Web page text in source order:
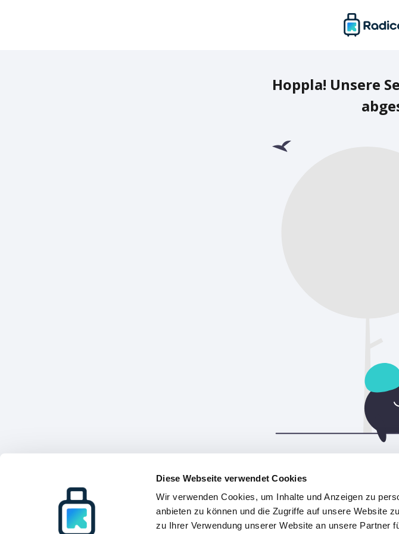
Diese Webseite verwendet Cookies
Wir verwenden Cookies, um Inhalte und Anzeigen zu
anbieten zu können und die Zugriffe auf unsere Website
zu Ihrer Verwendung unserer Website an unsere Partner
Hoppla! Unsere